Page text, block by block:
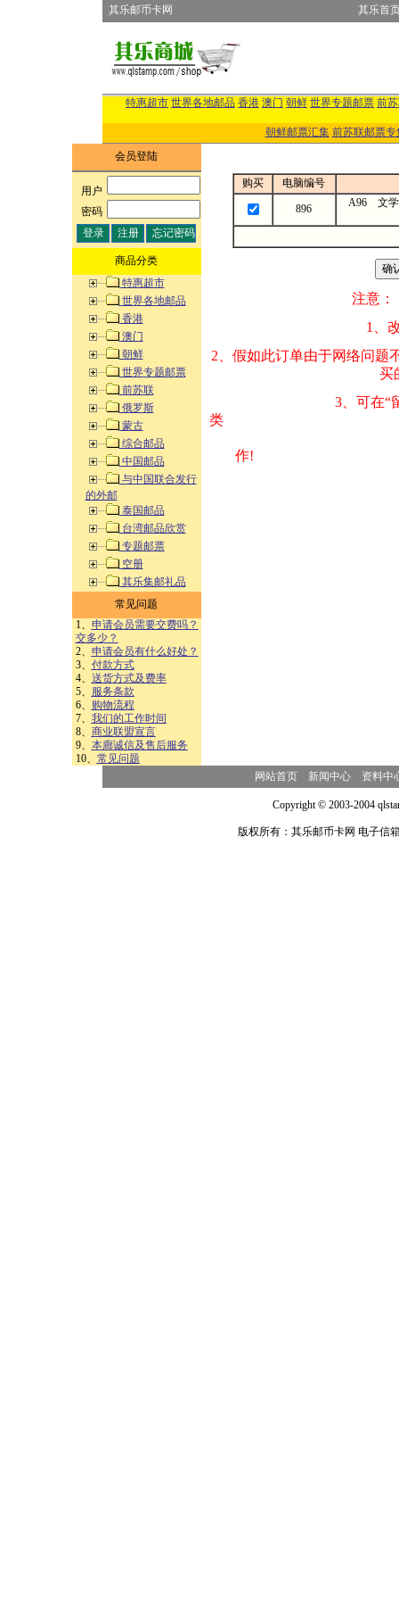
其乐邮币卡网 其乐首
特惠超市 世界各地邮品 香港 澳门 朝鲜 世界专题邮票 前
朝鲜邮票汇集 前苏联邮票专
会员登陆
用户:
密码:
商品分类
特惠超市
世界各地邮品
香港
澳门
朝鲜
世界专题邮票
前苏联
俄罗斯
蒙古
综合邮品
中国邮品
与中国联合发行
的外邮
泰国邮品
台湾邮品欣赏
专题邮票
空册
其乐集邮礼品
常见问题
1、 申请会员需要交费吗？
交多少？
2、 申请会员有什么好处？
3、 付款方式
4、 送货方式及费率
5、
服务条款
6、
购物流程
7、 我们的工作时间
8、 商业联盟宣言
9、 本廊诚信及售后服务
10、 常见问题
购买 电脑编号
896 A96 文学
注意：
1、改变商品数量
2、假如此订单由
买的邮品的“
3、可在“
类 方式告之
作!
网站首页 新闻中心 资料中
Copyright © 2003-2004
版权所有：其乐邮币卡网 电子信